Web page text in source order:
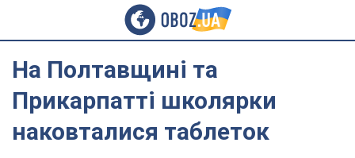
На Полтавщині та
Прикарпатті школярки
наковталися таблеток